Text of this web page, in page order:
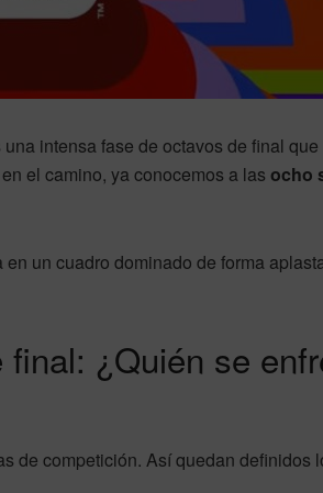
intensa fase de octavos de final
el camino, ya conocemos a las ocho
un cuadro dominado de forma
¿Quién se
de competición. Así quedan definidos